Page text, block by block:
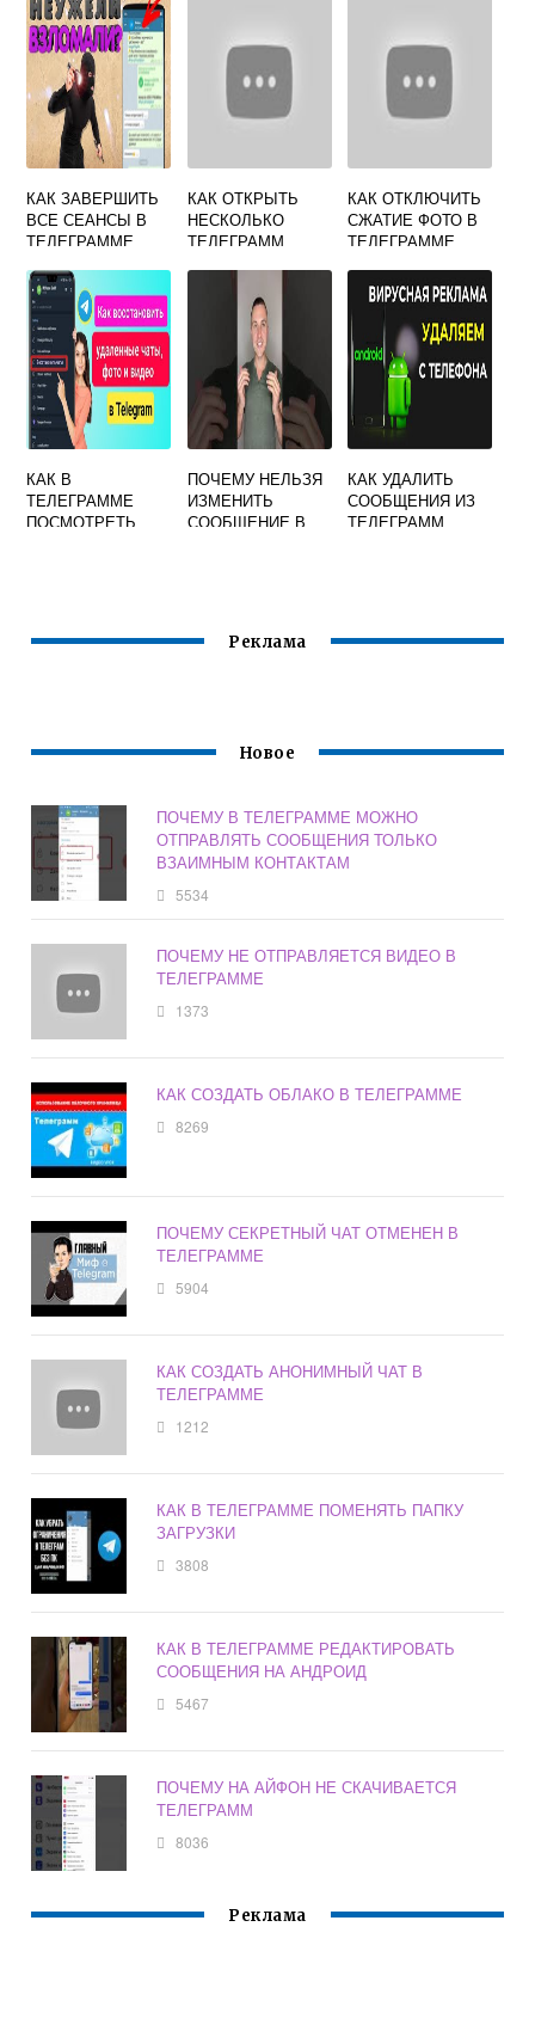
КАК ЗАВЕРШИТЬ
ВСЕ СЕАНСЫ В
ТЕЛЕГРАММЕ
КАК ОТКРЫТЬ
НЕСКОЛЬКО
ТЕЛЕГРАММ
КАК ОТКЛЮЧИТЬ
СЖАТИЕ ФОТО В
ТЕЛЕГРАММЕ
КАК В
ТЕЛЕГРАММЕ
ПОСМОТРЕТЬ
ПОЧЕМУ НЕЛЬЗЯ
ИЗМЕНИТЬ
СООБЩЕНИЕ В
КАК УДАЛИТЬ
СООБЩЕНИЯ ИЗ
ТЕЛЕГРАММ
Реклама
Новое
ПОЧЕМУ В ТЕЛЕГРАММЕ МОЖНО
ОТПРАВЛЯТЬ СООБЩЕНИЯ ТОЛЬКО
ВЗАИМНЫМ КОНТАКТАМ
5534
ПОЧЕМУ НЕ ОТПРАВЛЯЕТСЯ ВИДЕО В
ТЕЛЕГРАММЕ
1373
КАК СОЗДАТЬ ОБЛАКО В ТЕЛЕГРАММЕ
8269
ПОЧЕМУ СЕКРЕТНЫЙ ЧАТ ОТМЕНЕН В
ТЕЛЕГРАММЕ
5904
КАК СОЗДАТЬ АНОНИМНЫЙ ЧАТ В
ТЕЛЕГРАММЕ
1212
КАК В ТЕЛЕГРАММЕ ПОМЕНЯТЬ ПАПКУ
ЗАГРУЗКИ
3808
КАК В ТЕЛЕГРАММЕ РЕДАКТИРОВАТЬ
СООБЩЕНИЯ НА АНДРОИД
5467
ПОЧЕМУ НА АЙФОН НЕ СКАЧИВАЕТСЯ
ТЕЛЕГРАММ
8036
Реклама